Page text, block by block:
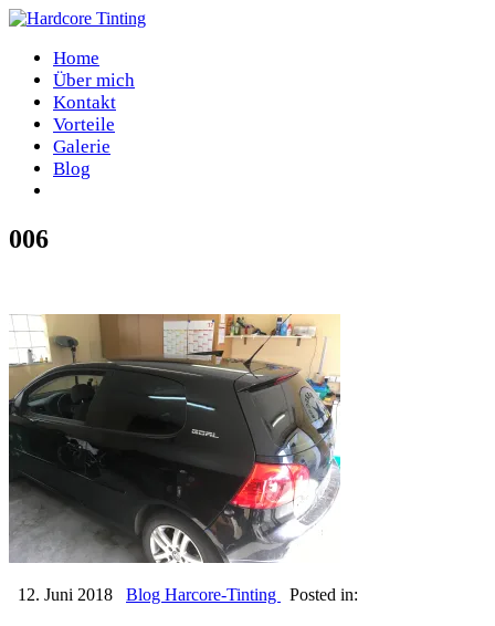
Home
Über mich
Kontakt
Vorteile
Galerie
Blog
006
12. Juni 2018 Blog Harcore-Tinting Posted in: